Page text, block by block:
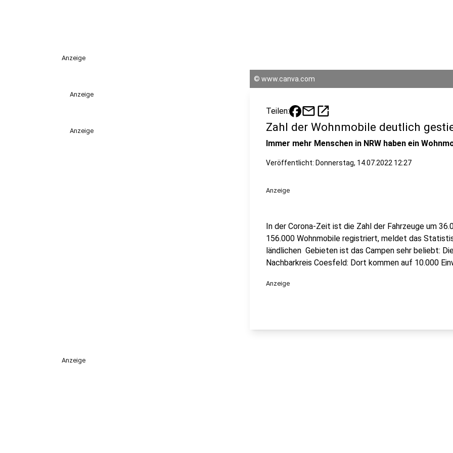
Anzeige
Anzeige
Anzeige
© www.canva.com
Teilen: mailopen_in_new
Zahl der Wohnmobile deutlich
Immer mehr Menschen in NRW haben ein
Veröffentlicht: Donnerstag, 14.07.2022 12:27
Anzeige
In der Corona-Zeit ist die Zahl der Fahrzeuge um
156.000 Wohnmobile registriert, meldet das
ländlichen Gebieten ist das Campen sehr beliebt:
Nachbarkreis Coesfeld: Dort kommen auf 10.000
Anzeige
Anzeige